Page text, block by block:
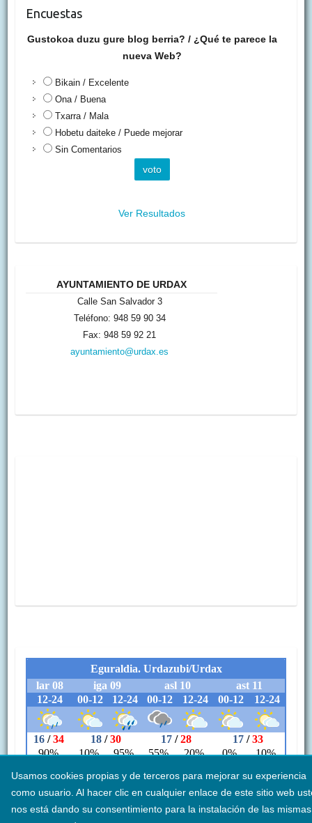
Usamos cookies propias y de terceros para mejorar su experiencia
como usuario. Al hacer clic en cualquier enlace de este sitio web
nos está dando su consentimiento para la instalación de las mismas
Encuestas
Gustokoa duzu gure blog berria? / ¿Qué te parece la
nueva Web?
Bikain / Excelente
Ona / Buena
Txarra / Mala
Hobetu daiteke / Puede mejorar
Sin Comentarios
Ver Resultados
AYUNTAMIENTO DE URDAX
Calle San Salvador 3
Teléfono: 948 59 90 34
Fax: 948 59 92 21
ayuntamiento@urdax.es